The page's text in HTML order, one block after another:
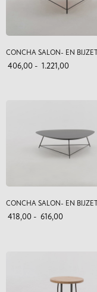
CONCHA SALON- EN
406,00 - 1.221,00
CONCHA SALON- EN
418,00 - 616,00